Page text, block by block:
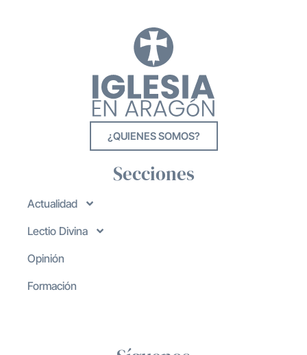
¿QUIENES SOMOS?
Secciones
Actualidad
Lectio Divina
Opinión
Formación